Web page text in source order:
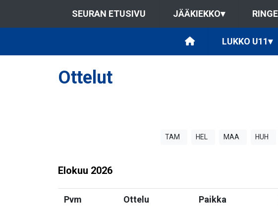
SEURAN ETUSIVU JÄÄKIEKKO▾
LUKKO U11▾
Ottelut
TAM HEL MAA HUH
Elokuu 2026
Pvm Ottelu Paikka